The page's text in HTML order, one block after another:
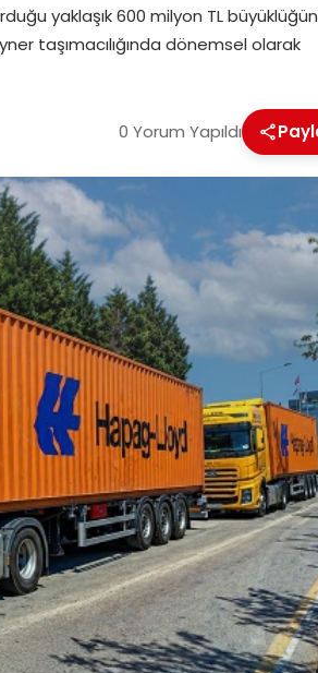
yaklaşık 600 milyon TL
taşımacılığında dönemsel olarak
0 Yorum Yapıldı